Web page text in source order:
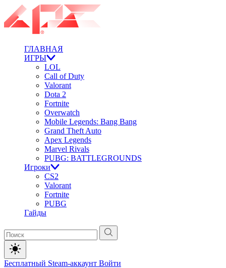
ГЛАВНАЯ
ИГРЫ
LOL
Call of Duty
Valorant
Dota 2
Fortnite
Overwatch
Mobile Legends: Bang Bang
Grand Theft Auto
Apex Legends
Marvel Rivals
PUBG: BATTLEGROUNDS
Игроки
CS2
Valorant
Fortnite
PUBG
Гайды
Бесплатный Steam-аккаунт Войти